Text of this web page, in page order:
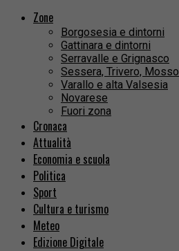
Zone
Borgosesia e dintorni
Gattinara e dintorni
Serravalle e Grignasco
Sessera, Trivero, Mosso
Varallo e alta Valsesia
Novarese
Fuori zona
Cronaca
Attualità
Economia e scuola
Politica
Sport
Cultura e turismo
Meteo
Edizione Digitale